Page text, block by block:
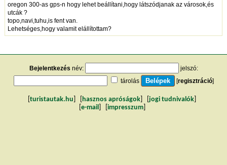
oregon 300-as gps-n hogy lehet beállítani,hogy látszódjanak az városok,és
utcák ?
topo,navi,tuhu,is fent van.
Lehetséges,hogy valamit elállítottam?
Bejelentkezés név:
jelszó:
tárolás
[regisztráció]
turistautak.hu hasznos apróságok jogi tudnivalók
e-mail impresszum]